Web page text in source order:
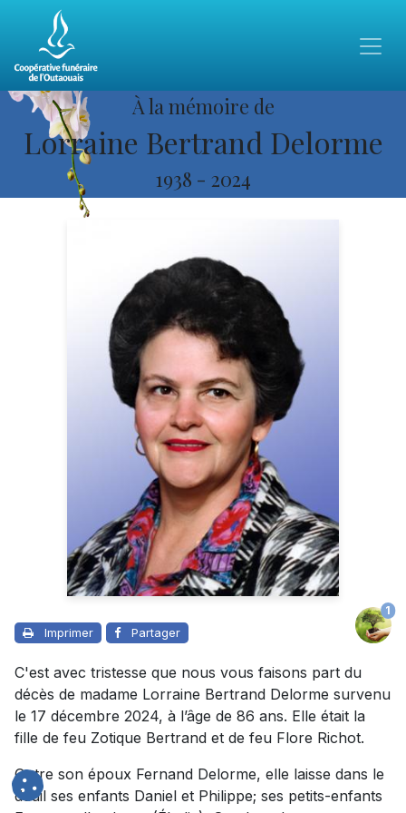
À la mémoire de
Lorraine Bertrand Delorme
1938 - 2024
Imprimer Partager
1
C'est avec tristesse que nous vous faisons part du
décès de madame Lorraine Bertrand Delorme survenu
le 17 décembre 2024, à l’âge de 86 ans. Elle était la
fille de feu Zotique Bertrand et de feu Flore Richot.
Outre son époux Fernand Delorme, elle laisse dans le
deuil ses enfants Daniel et Philippe; ses petits-enfants